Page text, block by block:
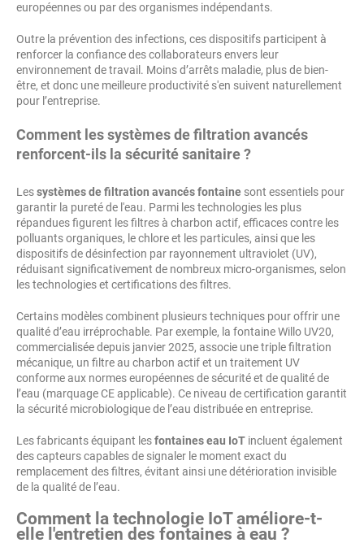
européennes ou par des organismes indépendants.
Outre la prévention des infections, ces dispositifs participent à
renforcer la confiance des collaborateurs envers leur
environnement de travail. Moins d’arrêts maladie, plus de bien-
être, et donc une meilleure productivité s'en suivent naturellement
pour l’entreprise.
Comment les systèmes de filtration avancés
renforcent-ils la sécurité sanitaire ?
Lessystèmes de filtration avancés fontaine sont essentiels pour
garantir la pureté de l'eau. Parmi les technologies les plus
répandues figurent les filtres à charbon actif, efficaces contre les
polluants organiques, le chlore et les particules, ainsi que les
dispositifs de désinfection par rayonnement ultraviolet (UV),
réduisant significativement de nombreux micro-organismes, selon
les technologies et certifications des filtres.
Certains modèles combinent plusieurs techniques pour offrir une
qualité d’eau irréprochable. Par exemple, la fontaine Willo UV20,
commercialisée depuis janvier 2025, associe une triple filtration
mécanique, un filtre au charbon actif et un traitement UV
conforme aux normes européennes de sécurité et de qualité de
l’eau (marquage CE applicable). Ce niveau de certification garantit
la sécurité microbiologique de l’eau distribuée en entreprise.
Les fabricants équipant lesfontaines eau IoT incluent également
des capteurs capables de signaler le moment exact du
remplacement des filtres, évitant ainsi une détérioration invisible
de la qualité de l’eau.
Comment la technologie IoT améliore-t-
elle l'entretien des fontaines à eau ?